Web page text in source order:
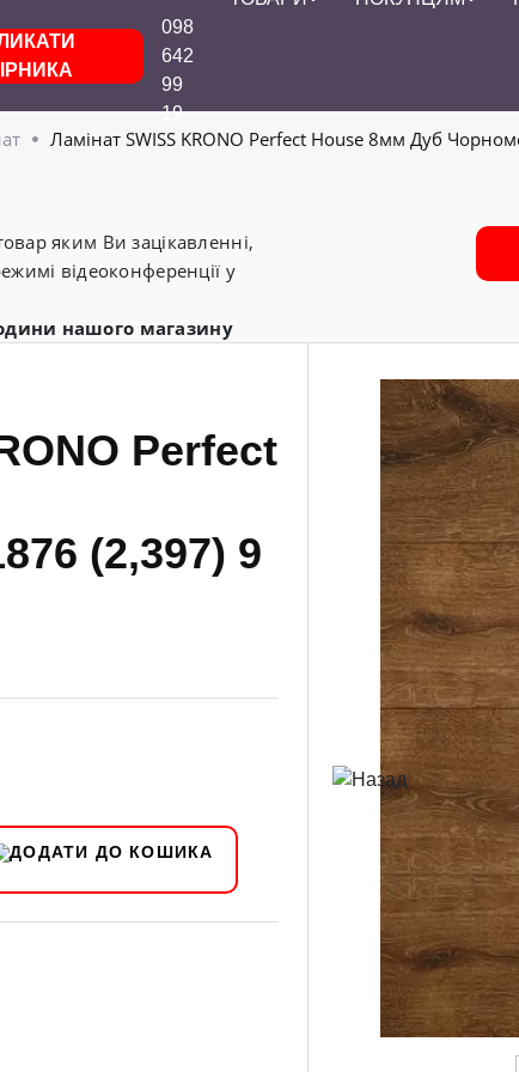
098
642
99
19
Ламінат SWISS KRONO Perfect House 8мм Дуб
яким Ви зацікавленні,
відеоконференції у
нашого магазину
Perfect
(2,397) 9